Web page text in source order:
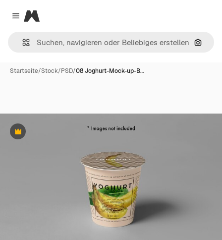
Close menu
Magnific
Nach
Startseite/Stock/PSD/08 Joghurt-Mock-up-B…
Premium